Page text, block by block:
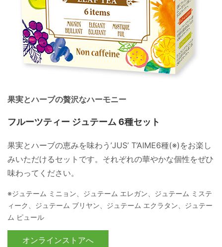
果実とハーブの贅沢なハーモニー
フルーツティー ジュテーム 6種セット
果実とハーブの恵みを味わう’JUS’ T’AIME6種(※)をお楽し
みいただけるセットです。それぞれの華やかな個性をぜひ
味わってください。
※ジュテーム ミニョン、ジュテーム エレガン、ジュテーム ミステ
ィーク、ジュテーム ブリヤン、ジュテーム エクラタン、ジュテー
ム ピュール
オンラインストアへ